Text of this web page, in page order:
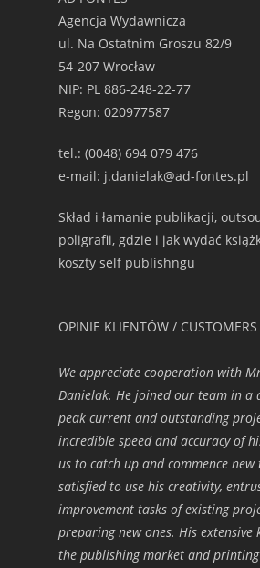
Agencja Wydawnicza
ul. Na Ostatnim Groszu 82/9
54-207 Wrocław
NIP: PL 886-248-22-77
Regon: 020977587
tel.: (0048) 694 079 476
e-mail: j.danielak@ad-fontes.pl
Skład i łamanie publikacji,
poligrafii, gdzie i jak wydać
koszty self publishngu
OPINIE KLIENTÓW /
We appreciate cooperation with
Danielak. He joined our team in a
peak current and outstanding
incredible speed and accuracy of
us to catch up and commence new
satisfied to use his creativity,
improvement tasks of existing
preparing new ones. His extensive
the publishing market and printing